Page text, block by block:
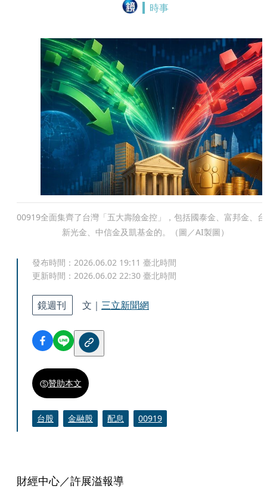
時事
00919全面集齊了台灣「五大壽險金控」，包括國泰金、富邦金、
新光金、中信金及凱基金的。（圖／AI製圖）
發布時間： 2026.06.02 19:11 臺北時間
更新時間： 2026.06.02 22:30 臺北時間
鏡週刊 文｜ 三立新聞網
贊助本文
台股 金融股 配息 00919
財經中心／許展溢報導